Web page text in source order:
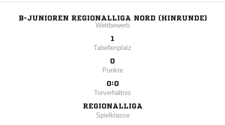
B-JUNIOREN REGIONALLIGA NORD (HINRUNDE)
Wettbewerb
1
Tabellenplatz
0
Punkte
0:0
Torverhältnis
REGIONALLIGA
Spielklasse